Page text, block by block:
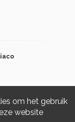
om het gebruik
website